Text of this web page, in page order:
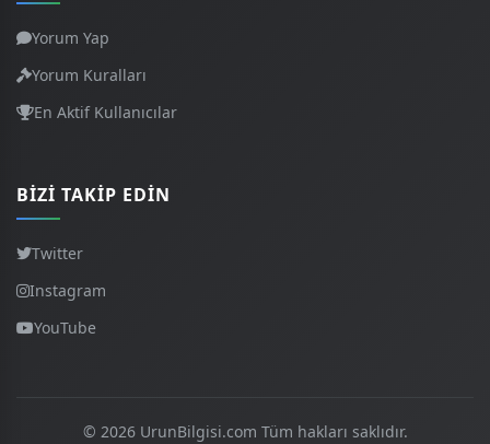
Yorum Yap
Yorum Kuralları
En Aktif Kullanıcılar
BIZI TAKIP EDIN
Twitter
Instagram
YouTube
© 2026 UrunBilgisi.com Tüm hakları saklıdır.